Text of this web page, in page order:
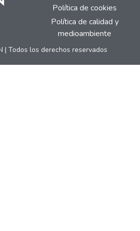
Política de cookies
Política de calidad y
medioambiente
| Todos los derechos reservados